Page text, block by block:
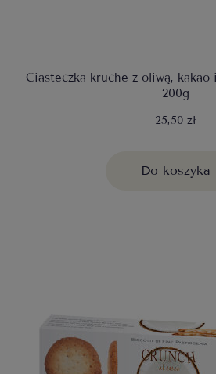
Ciasteczka kruche z oliwą, kakao
200g
25,50 zł
Do koszyka